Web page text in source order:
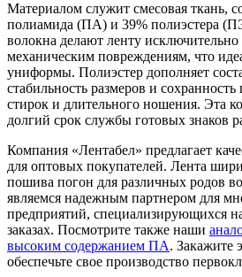
Материалом служит смесовая ткань,
полиамида (ПА) и 39% полиэстера
волокна делают ленту
механическим повреждениям, что
униформы. Полиэстер дополняет
стабильность размеров и сохранность
стирок и длительного ношения. Эта
долгий срок службы готовых знаков
Компания «Лентабел» предлагает
для оптовых покупателей. Лента
пошива погон для различных родов
являемся надежным партнером для
предприятий, специализирующихся
заказах. Посмотрите также наши
высоким содержанием ПА. Закажите
обеспечьте свое производство